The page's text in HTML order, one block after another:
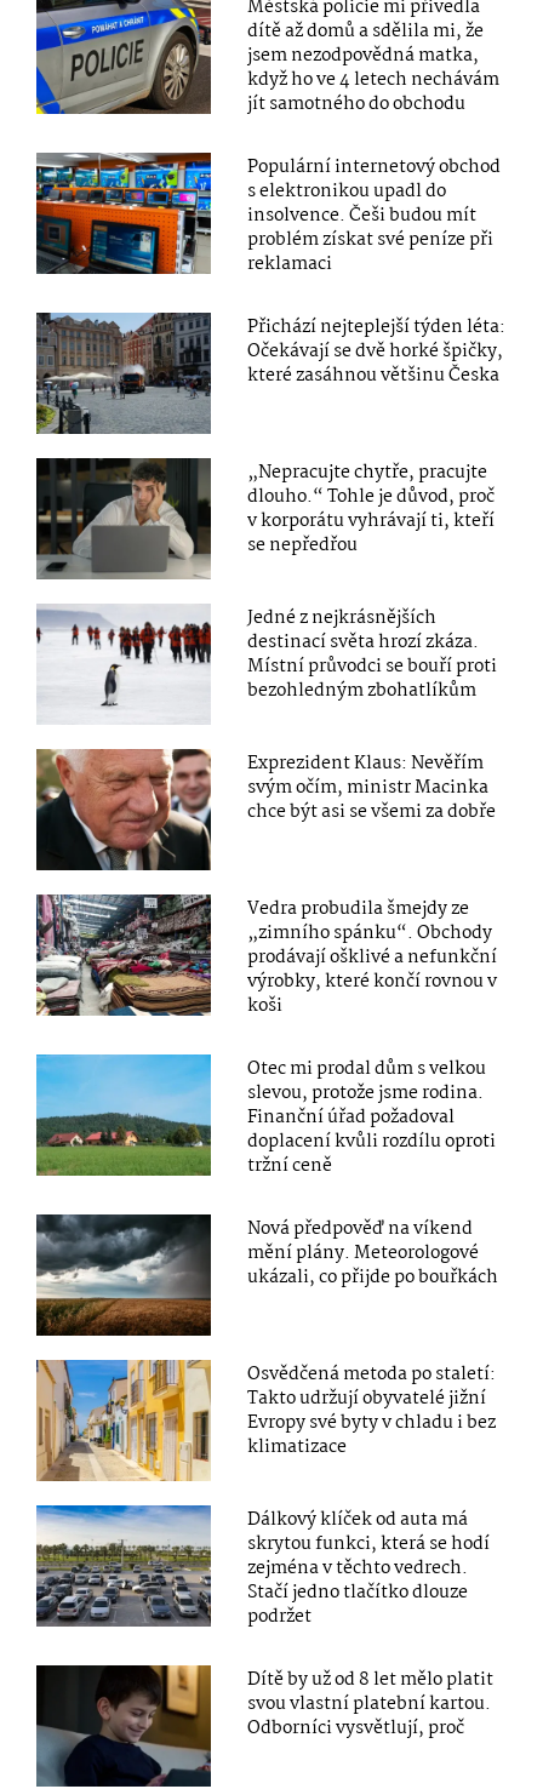
Městská policie mi přivedla
dítě až domů a sdělila mi, že
jsem nezodpovědná matka,
když ho ve 4 letech nechávám
jít samotného do obchodu
Populární internetový obchod
s elektronikou upadl do
insolvence. Češi budou mít
problém získat své peníze při
reklamaci
Přichází nejteplejší týden léta:
Očekávají se dvě horké špičky,
které zasáhnou většinu Česka
„Nepracujte chytře, pracujte
dlouho.“ Tohle je důvod, proč
v korporátu vyhrávají ti, kteří
se nepředřou
Jedné z nejkrásnějších
destinací světa hrozí zkáza.
Místní průvodci se bouří proti
bezohledným zbohatlíkům
Exprezident Klaus: Nevěřím
svým očím, ministr Macinka
chce být asi se všemi za dobře
Vedra probudila šmejdy ze
„zimního spánku“. Obchody
prodávají ošklivé a nefunkční
výrobky, které končí rovnou v
koši
Otec mi prodal dům s velkou
slevou, protože jsme rodina.
Finanční úřad požadoval
doplacení kvůli rozdílu oproti
tržní ceně
Nová předpověď na víkend
mění plány. Meteorologové
ukázali, co přijde po bouřkách
Osvědčená metoda po staletí:
Takto udržují obyvatelé jižní
Evropy své byty v chladu i bez
klimatizace
Dálkový klíček od auta má
skrytou funkci, která se hodí
zejména v těchto vedrech.
Stačí jedno tlačítko dlouze
podržet
Dítě by už od 8 let mělo platit
svou vlastní platební kartou.
Odborníci vysvětlují, proč